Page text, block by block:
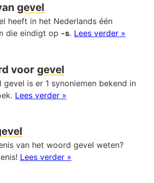
gevel
heeft in het Nederlands één
die eindigt op -s. Lees verder »
voor gevel
is er 1 synoniemen bekend in
Lees verder »
van het woord gevel weten?
Lees verder »